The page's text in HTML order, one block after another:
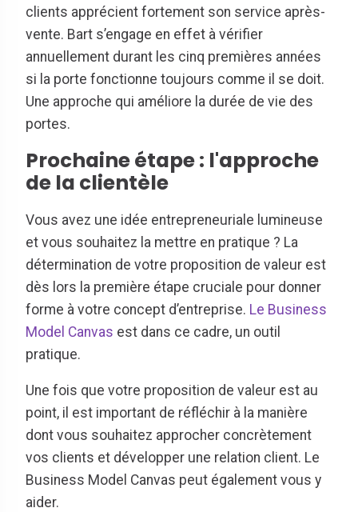
clients apprécient fortement son service après-
vente. Bart s’engage en effet à vérifier
annuellement durant les cinq premières années
si la porte fonctionne toujours comme il se doit.
Une approche qui améliore la durée de vie des
portes.
Prochaine étape : l'approche
de la clientèle
Vous avez une idée entrepreneuriale lumineuse
et vous souhaitez la mettre en pratique ? La
détermination de votre proposition de valeur est
dès lors la première étape cruciale pour donner
forme à votre concept d’entreprise. Le Business
Model Canvas est dans ce cadre, un outil
pratique.
Une fois que votre proposition de valeur est au
point, il est important de réfléchir à la manière
dont vous souhaitez approcher concrètement
vos clients et développer une relation client. Le
Business Model Canvas peut également vous y
aider.